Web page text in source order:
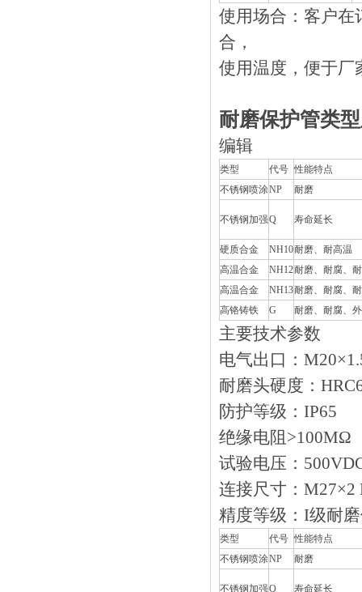
使用场合：客户
合，
使用温度，便于
耐磨保护管类
编辑
类型 代号 性能特点
不锈钢喷涂NP 耐磨
不锈钢加强Q 寿命延长
硬质合金 NH10耐磨、耐高温
高温合金
NH12耐磨、耐腐、
高温合金
NH13耐磨、耐腐、
高铬铸铁
G 耐磨、耐腐
主要技术参数
电气出口：
耐磨头硬度：
防护等级：IP65
绝缘电阻>100MΩ
试验电压：
连接尺寸：
精度等级：I级
类型 代号 性能特点
不锈钢喷涂NP 耐磨
不锈钢加强Q 寿命延长